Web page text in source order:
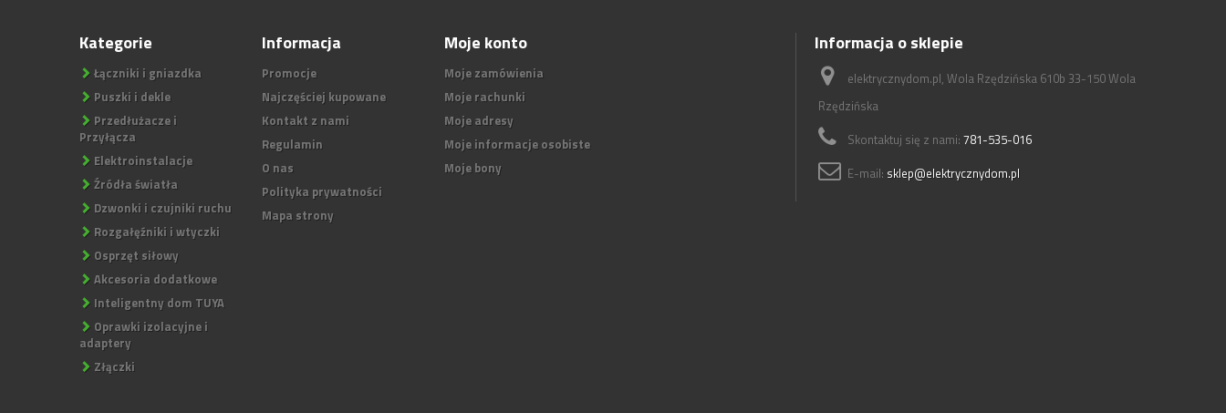
Kategorie
Łączniki i gniazdka
Puszki i dekle
Przedłużacze i
Przyłącza
Elektroinstalacje
Źródła światła
Dzwonki i czujniki ruchu
Rozgałęźniki i wtyczki
Osprzęt siłowy
Akcesoria dodatkowe
Inteligentny dom TUYA
Oprawki izolacyjne i
adaptery
Złączki
Informacja
Promocje
Najczęściej kupowane
Kontakt z nami
Regulamin
O nas
Polityka prywatności
Mapa strony
Moje konto
Moje zamówienia
Moje rachunki
Moje adresy
Moje informacje osobiste
Moje bony
Informacja o sklepie
elektrycznydom.pl, Wola Rzędzińska 610b 33-150 Wola
Rzędzińska
Skontaktuj się z nami: 781-535-016
E-mail: sklep@elektrycznydom.pl